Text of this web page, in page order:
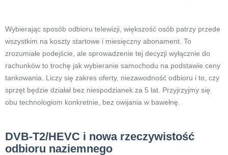
Wybierając sposób odbioru telewizji, większość osób patrzy przede
wszystkim na koszty startowe i miesięczny abonament. To
zrozumiałe podejście, ale sprowadzenie tej decyzji wyłącznie do
rachunków to trochę jak wybieranie samochodu na podstawie ceny
tankowania. Liczy się zakres oferty, niezawodność odbioru i to, czy
sprzęt będzie działał bez niespodzianek za 5 lat. Przyjrzyjmy się
obu technologiom konkretnie, bez owijania w bawełnę.
DVB-T2/HEVC i nowa rzeczywistość
odbioru naziemnego